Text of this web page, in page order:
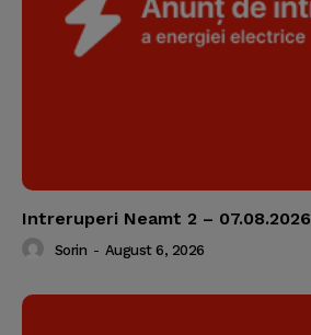
Intreruperi Neamt 2 – 07.08.2026
Sorin - August 6, 2026